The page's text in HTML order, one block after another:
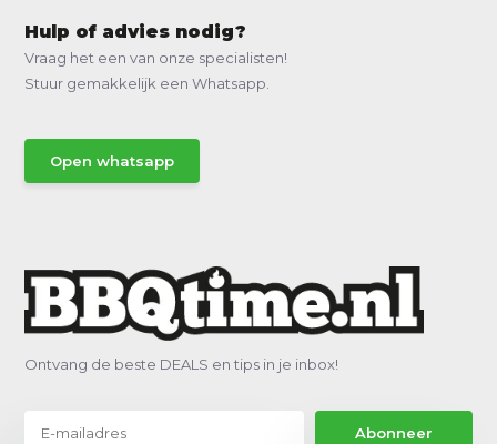
Hulp of advies nodig?
Vraag het een van onze specialisten!
Stuur gemakkelijk een Whatsapp.
Open whatsapp
Ontvang de beste DEALS en tips in je inbox!
Abonneer